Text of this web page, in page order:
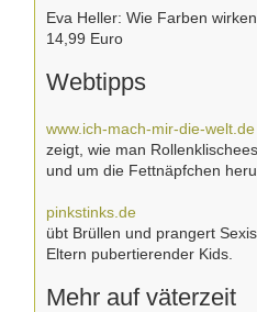
Eva Heller: Wie Farben
14,99 Euro
Webtipps
www.ich-mach-mir-die-welt.de
zeigt, wie man
und um die Fettnäpfchen
pinkstinks.de
übt Brüllen und prangert
Eltern pubertierender Kids.
Mehr auf väterzeit